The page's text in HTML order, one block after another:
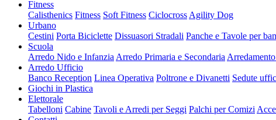
Fitness
Calisthenics Fitness Soft Fitness Ciclocross Agility Dog
Urbano
Cestini Porta Biciclette Dissuasori Stradali Panche e Tavole per
Scuola
Arredo Nido e Infanzia Arredo Primaria e Secondaria
Arredo Ufficio
Banco Reception Linea Operativa Poltrone e Divanetti Sedute
Giochi in Plastica
Elettorale
Tabelloni Cabine Tavoli e Arredi per Seggi Palchi per Comizi